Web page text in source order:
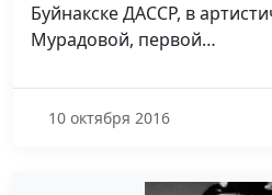
Буйнакске ДАССР, в
Мурадовой, первой…
10 октября 2016